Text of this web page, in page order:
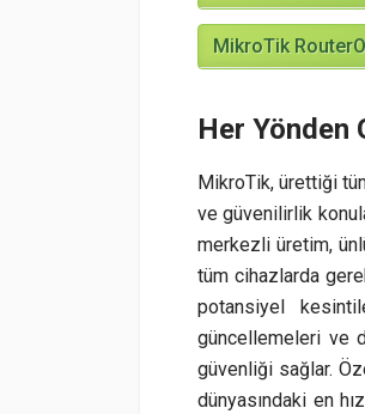
MikroTik
Her Yönden
MikroTik, ürettiği
ve güvenilirlik
merkezli üretim,
tüm cihazlarda
potansiyel
güncellemeleri ve
güvenliği sağlar.
dünyasındaki en